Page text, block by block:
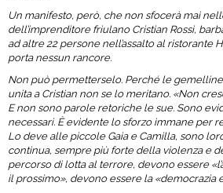
Un manifesto, però, che non sfocerà mai
dell’imprenditore friulano Cristian Rossi,
ad altre 22 persone nell’assalto al ristorante
porta nessun rancore.
Non può permetterselo. Perché le gemelline
unita a Cristian non se lo meritano. «Non
E non sono parole retoriche le sue. Sono
necessari. È evidente lo sforzo immane per
Lo deve alle piccole Gaia e Camilla, sono
continua, sempre più forte della violenza e
percorso di lotta al terrore, devono essere
il prossimo», devono essere la «democrazia